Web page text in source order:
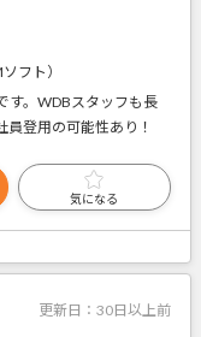
フト）
す。WDBスタッフも長
登用の可能性あり！
気になる
更新日： 30日以上前